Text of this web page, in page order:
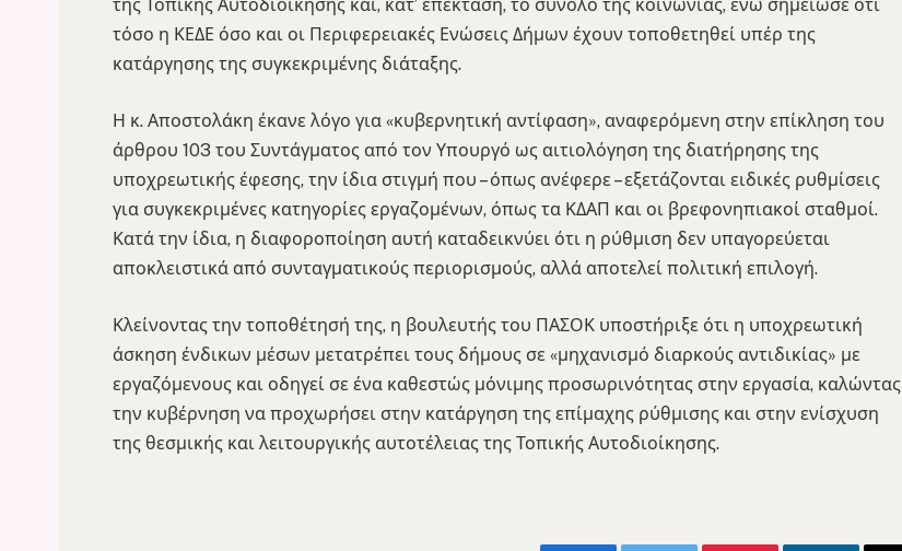
της Τοπικής Αυτοδιοίκησης και, κατ’ επέκταση, το σύνολο της κοινωνίας, ενώ σημείωσε ότι
τόσο η ΚΕΔΕ όσο και οι Περιφερειακές Ενώσεις Δήμων έχουν τοποθετηθεί υπέρ της
κατάργησης της συγκεκριμένης διάταξης.
Η κ. Αποστολάκη έκανε λόγο για «κυβερνητική αντίφαση», αναφερόμενη στην επίκληση του
άρθρου 103 του Συντάγματος από τον Υπουργό ως αιτιολόγηση της διατήρησης της
υποχρεωτικής έφεσης, την ίδια στιγμή που – όπως ανέφερε – εξετάζονται ειδικές ρυθμίσεις
για συγκεκριμένες κατηγορίες εργαζομένων, όπως τα ΚΔΑΠ και οι βρεφονηπιακοί σταθμοί.
Κατά την ίδια, η διαφοροποίηση αυτή καταδεικνύει ότι η ρύθμιση δεν υπαγορεύεται
αποκλειστικά από συνταγματικούς περιορισμούς, αλλά αποτελεί πολιτική επιλογή.
Κλείνοντας την τοποθέτησή της, η βουλευτής του ΠΑΣΟΚ υποστήριξε ότι η υποχρεωτική
άσκηση ένδικων μέσων μετατρέπει τους δήμους σε «μηχανισμό διαρκούς αντιδικίας» με
εργαζόμενους και οδηγεί σε ένα καθεστώς μόνιμης προσωρινότητας στην εργασία, καλώντας
την κυβέρνηση να προχωρήσει στην κατάργηση της επίμαχης ρύθμισης και στην ενίσχυση
της θεσμικής και λειτουργικής αυτοτέλειας της Τοπικής Αυτοδιοίκησης.